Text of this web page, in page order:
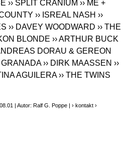
›› SPLIT CRANIUM ›› ME +
›› ISREAL NASH ››
›› DAVEY WOODWARD ›› THE
BLONDE ›› ARTHUR BUCK
DORAU & GEREON
GRANADA ›› DIRK MAASSEN ››
AGUILERA ›› THE TWINS
| Autor: Ralf G. Poppe |› kontakt ›